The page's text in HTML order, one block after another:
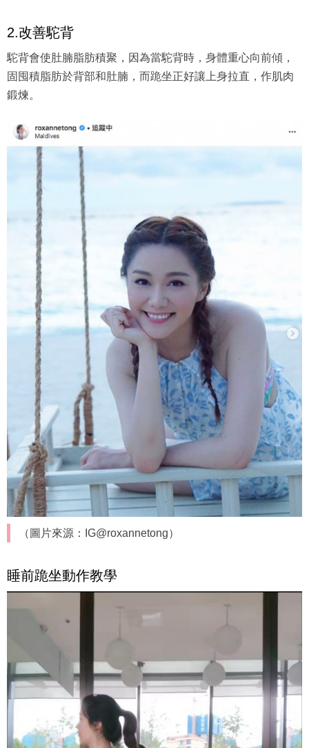
2.改善駝背
駝背會使肚腩脂肪積聚，因為當駝背時，身體重心向前傾，
固囤積脂肪於背部和肚腩，而跪坐正好讓上身拉直，作肌肉
鍛煉。
（圖片來源：IG@roxannetong）
睡前跪坐動作教學